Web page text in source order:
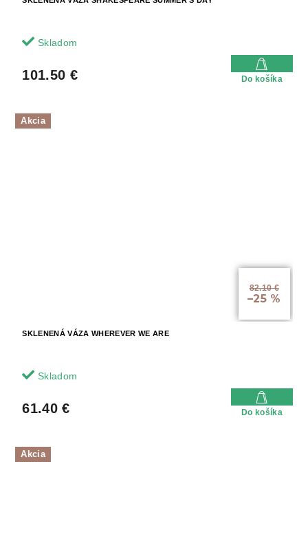
Skladom
101.50 € Do košíka
Akcia
82.10 €
–25 %
SKLENENÁ VÁZA WHEREVER WE ARE
Skladom
61.40 € Do košíka
Akcia